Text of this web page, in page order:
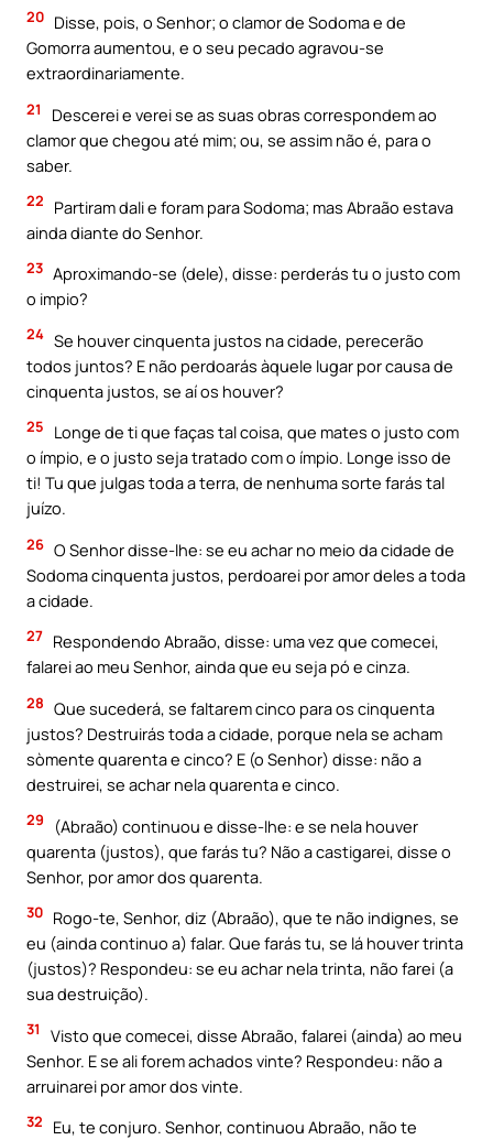
20 Disse, pois, o Senhor; o clamor de Sodoma e de
Gomorra aumentou, e o seu pecado agravou-se
extraordinariamente.
21
Descerei e verei se as suas obras correspondem ao
clamor que chegou até mim; ou, se assim não é, para o
saber.
22
Partiram dali e foram para Sodoma; mas Abraão estava
ainda diante do Senhor.
23 Aproximando-se (dele), disse: perderás tu o justo com
o impio?
24 Se houver cinquenta justos na cidade, perecerão
todos juntos? E não perdoarás àquele lugar por causa de
cinquenta justos, se aí os houver?
25
Longe de ti que faças tal coisa, que mates o justo com
o ímpio, e o justo seja tratado com o ímpio. Longe isso de
ti! Tu que julgas toda a terra, de nenhuma sorte farás tal
juízo.
26 O Senhor disse-lhe: se eu achar no meio da cidade de
Sodoma cinquenta justos, perdoarei por amor deles a toda
a cidade.
27 Respondendo Abraão, disse: uma vez que comecei,
falarei ao meu Senhor, ainda que eu seja pó e cinza.
28 Que sucederá, se faltarem cinco para os cinquenta
justos? Destruirás toda a cidade, porque nela se acham
sòmente quarenta e cinco? E (o Senhor) disse: não a
destruirei, se achar nela quarenta e cinco.
29
(Abraão) continuou e disse-lhe: e se nela houver
quarenta (justos), que farás tu? Não a castigarei, disse o
Senhor, por amor dos quarenta.
30 Rogo-te, Senhor, diz (Abraão), que te não indignes, se
eu (ainda continuo a) falar. Que farás tu, se lá houver trinta
(justos)? Respondeu: se eu achar nela trinta, não farei (a
sua destruição).
31
Visto que comecei, disse Abraão, falarei (ainda) ao meu
Senhor. E se ali forem achados vinte? Respondeu: não a
arruinarei por amor dos vinte.
32
Eu, te conjuro. Senhor, continuou Abraão, não te